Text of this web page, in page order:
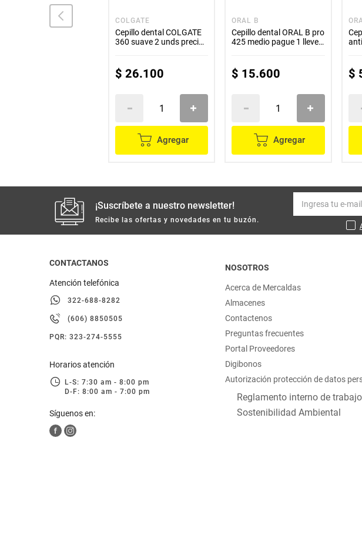
COLGATE
Cepillo dental COLGATE
360 suave 2 unds precio
$ 26.100
Agregar
ORAL B
Cepillo dental ORAL B pro
425 medio pague 1 lleve
$ 15.600
Agregar
$
¡Suscríbete a nuestro newsletter!
Recibe las ofertas y novedades en tu buzón.
CONTACTANOS
Atención telefónica
322-688-8282
(606) 8850505
PQR: 323-274-5555
Horarios atención
L-S: 7:30 am - 8:00 pm
D-F: 8:00 am - 7:00 pm
Síguenos en:
NOSOTROS
Acerca de Mercaldas
Almacenes
Contactenos
Preguntas frecuentes
Portal Proveedores
Digibonos
Autorización protección de datos
Reglamento interno de trabajo
Sostenibilidad Ambiental